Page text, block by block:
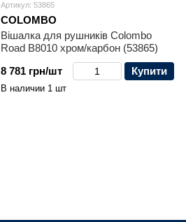
Артикул: 53865
COLOMBO
Вішалка для рушників Colombo
Road B8010 хром/карбон (53865)
8 781 грн/шт
Купити
В наличии 1 шт